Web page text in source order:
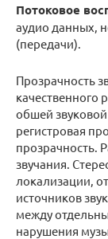
Потоковое
аудио данных,
(передачи).
Прозрачность
качественного
обшей
регистровая
прозрачность.
звучания.
локализации,
источников
между
нарушения